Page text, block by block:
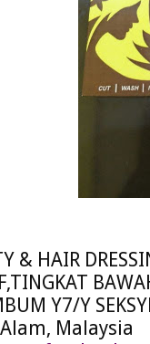
& HAIR
Y7/Y
Malaysia